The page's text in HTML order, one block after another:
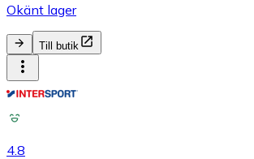
Okänt lager
Till butik
4.8